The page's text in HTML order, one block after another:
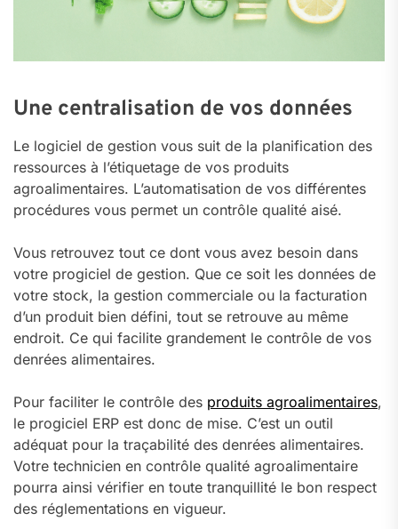
Une centralisation de vos données
Le logiciel de gestion vous suit de la planification des
ressources à l’étiquetage de vos produits
agroalimentaires. L’automatisation de vos différentes
procédures vous permet un contrôle qualité aisé.
Vous retrouvez tout ce dont vous avez besoin dans
votre progiciel de gestion. Que ce soit les données de
votre stock, la gestion commerciale ou la facturation
d’un produit bien défini, tout se retrouve au même
endroit. Ce qui facilite grandement le contrôle de vos
denrées alimentaires.
Pour faciliter le contrôle des produits agroalimentaires,
le progiciel ERP est donc de mise. C’est un outil
adéquat pour la traçabilité des denrées alimentaires.
Votre technicien en contrôle qualité agroalimentaire
pourra ainsi vérifier en toute tranquillité le bon respect
des réglementations en vigueur.